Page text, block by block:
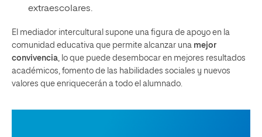
extraescolares.
El mediador intercultural supone una figura de apoyo en la
comunidad educativa que permite alcanzar una mejor
convivencia , lo que puede desembocar en mejores resultados
académicos, fomento de las habilidades sociales y nuevos
valores que enriquecerán a todo el alumnado.